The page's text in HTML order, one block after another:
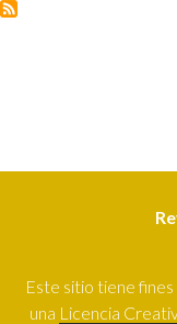
Este sitio tiene
una Licencia